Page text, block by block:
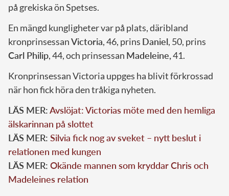
på grekiska ön Spetses.
En mängd kungligheter var på plats, däribland
kronprinsessanVictoria, 46, prins Daniel, 50, prins
Carl Philip, 44, och prinsessan Madeleine,41.
Kronprinsessan Victoria uppges ha blivit förkrossad
när hon fick höra den tråkiga nyheten.
LÄS MER:Avslöjat: Victorias möte med den hemliga
älskarinnan på slottet
LÄS MER: Silvia fick nog av sveket – nytt beslut i
relationen med kungen
LÄS MER: Okände mannen som kryddar Chris och
Madeleines relation